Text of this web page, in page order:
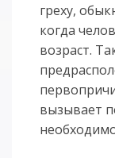
греху,
когда
возраст.
вызывает